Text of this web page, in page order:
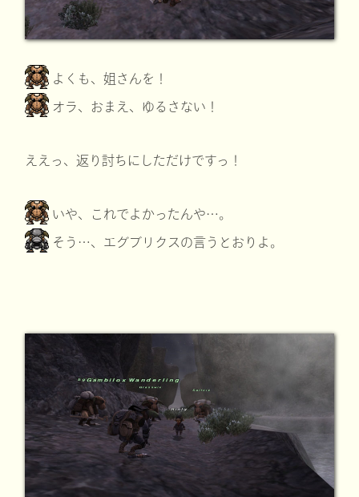
よくも、姐さんを！
オラ、おまえ、ゆるさない！
ええっ、返り討ちにしただけですっ！
いや、これでよかったんや…。
そう…、エグブリクスの言うとおりよ。